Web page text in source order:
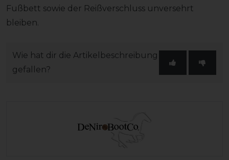
Fußbett sowie der Reißverschluss unversehrt
bleiben.
Wie hat dir die Artikelbeschreibung
gefallen?